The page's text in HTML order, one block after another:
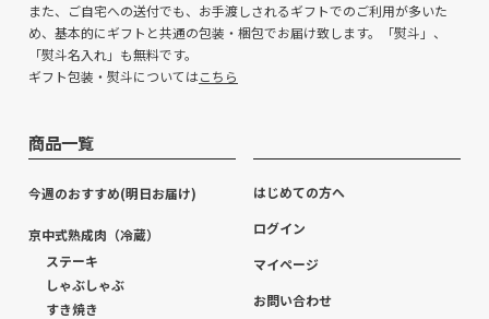
また、ご自宅への送付でも、お手渡しされるギフトでのご利用が多いた
め、基本的にギフトと共通の包装・梱包でお届け致します。「熨斗」、
「熨斗名入れ」も無料です。
ギフト包装・熨斗についてはこちら
商品一覧
今週のおすすめ(明日お届け)
京中式熟成肉（冷蔵）
ステーキ
しゃぶしゃぶ
すき焼き
はじめての方へ
ログイン
マイページ
お問い合わせ